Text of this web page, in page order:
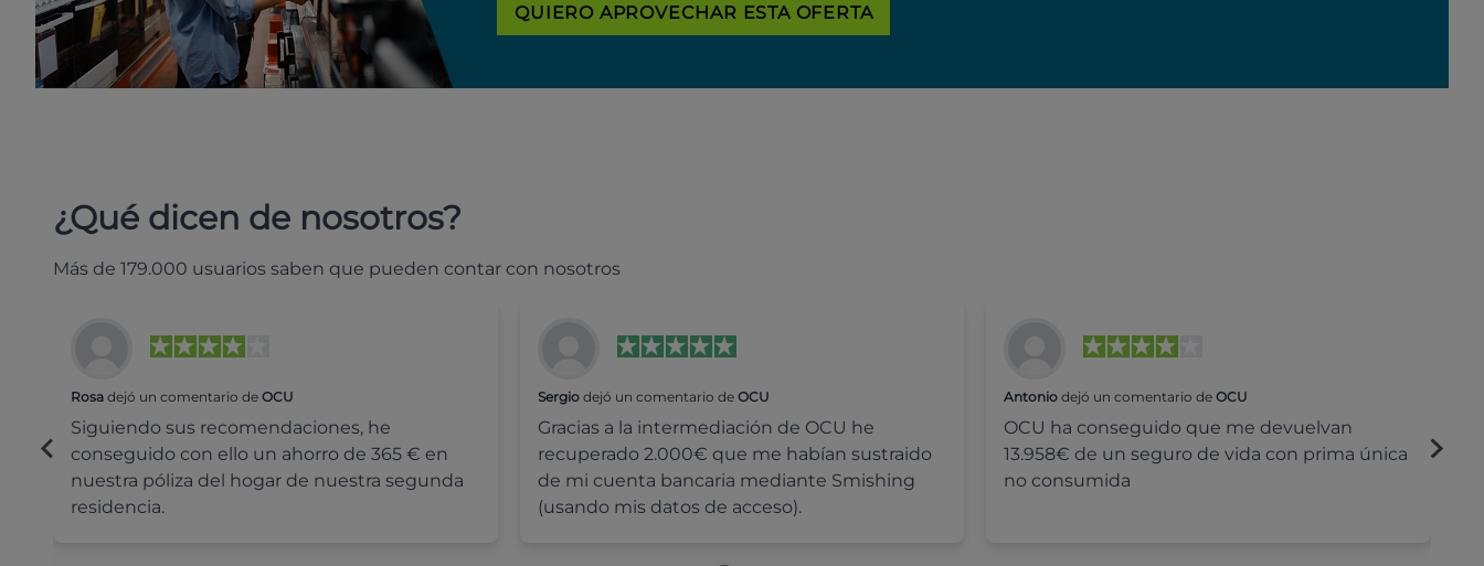
QUIERO APROVECHAR ESTA OFERTA
¿Qué dicen de nosotros?
Más de 179.000 usuarios saben que pueden contar con nosotros
Rosa dejó un comentario de OCU
Siguiendo sus recomendaciones, he
conseguido con ello un ahorro de 365 € en
nuestra póliza del hogar de nuestra segunda
residencia.
Sergiodejó un comentario de OCU
Gracias a la intermediación de OCU he
recuperado 2.000€ que me habían sustraido
de mi cuenta bancaria mediante Smishing
(usando mis datos de acceso).
Antonio dejó un comentario deOCU
OCU ha conseguido que me devuelvan
13.958€ de un seguro de vida con prima única
no consumida